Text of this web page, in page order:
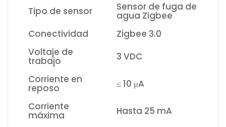
Tipo de sensor
Sensor de fuga de
agua Zigbee
Conectividad
Zigbee 3.0
Voltaje de
trabajo
3 VDC
Corriente en
reposo
≤ 10 μA
Corriente
máxima
Hasta 25 mA